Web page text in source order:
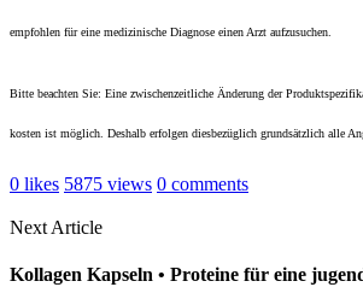
empfohlen für eine medizinische Diagnose einen Arzt aufzusuchen.
Bitte beachten Sie: Eine zwischenzeitliche Änderung der
kosten ist möglich. Deshalb erfolgen diesbezüglich grundsätzlich alle
0 likes 5875 views 0 comments
Next Article
Kollagen Kapseln • Proteine für eine